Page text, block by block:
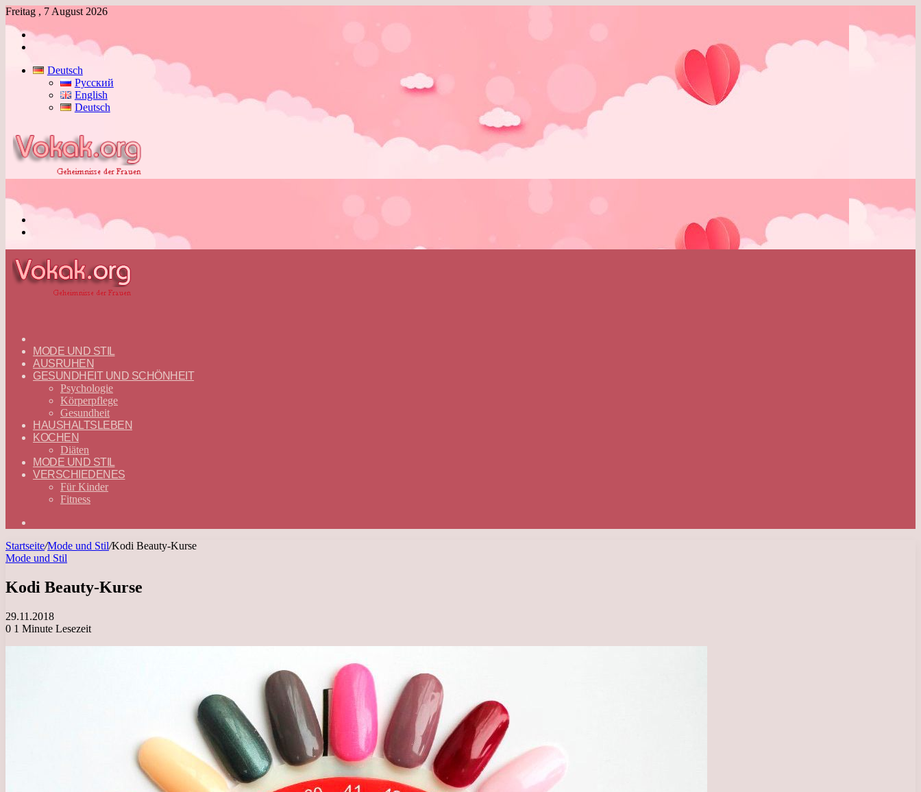
Freitag , 7 August 2026
Anmelden
Deutsch
Русский
English
Deutsch
—
DEUTSCH
MODE UND STIL
AUSRUHEN
GESUNDHEIT UND SCHÖNHEIT
Psychologie
Körperpflege
Gesundheit
HAUSHALTSLEBEN
KOCHEN
Diäten
MODE UND STIL
VERSCHIEDENES
Für Kinder
Fitness
Startseite/Mode und Stil/Kodi Beauty-Kurse
Mode und Stil
Kodi Beauty-Kurse
29.11.2018
0 1 Minute Lesezeit